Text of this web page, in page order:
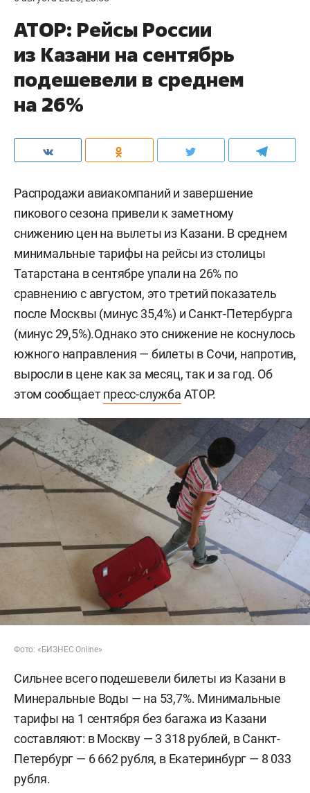
АТОР: Рейсы России
из Казани на сентябрь
подешевели в среднем
на 26%
Распродажи авиакомпаний и завершение
пикового сезона привели к заметному
снижению цен на вылеты из Казани. В среднем
минимальные тарифы на рейсы из столицы
Татарстана в сентябре упали на 26% по
сравнению с августом, это третий показатель
после Москвы (минус 35,4%) и Санкт-Петербурга
(минус 29,5%).Однако это снижение не коснулось
южного направления — билеты в Сочи, напротив,
выросли в цене как за месяц, так и за год. Об
этом сообщаетпресс-служба АТОР.
Фото: «БИЗНЕС Online»
Сильнее всего подешевели билеты из Казани в
Минеральные Воды — на 53,7%. Минимальные
тарифы на 1 сентября без багажа из Казани
составляют: в Москву — 3 318 рублей, в Санкт-
Петербург — 6 662 рубля, в Екатеринбург — 8 033
рубля.